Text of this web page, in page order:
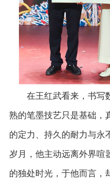
在王红武看来，书写
熟的笔墨技艺只是基础，
的定力、持久的耐力与永
岁月，他主动远离外界喧
的独处时光，于他而言，